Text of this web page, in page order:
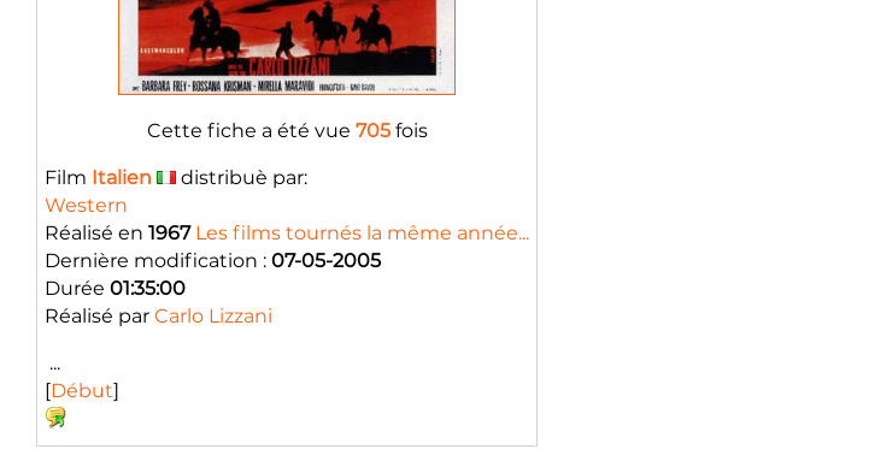
Cette fiche a été vue 705fois
Film Italien
distribuè par:
Western
Réalisé en 1967 Les films tournés la même année...
Dernière modification : 07-05-2005
Durée 01:35:00
Réalisé par Carlo Lizzani
...
[Début]